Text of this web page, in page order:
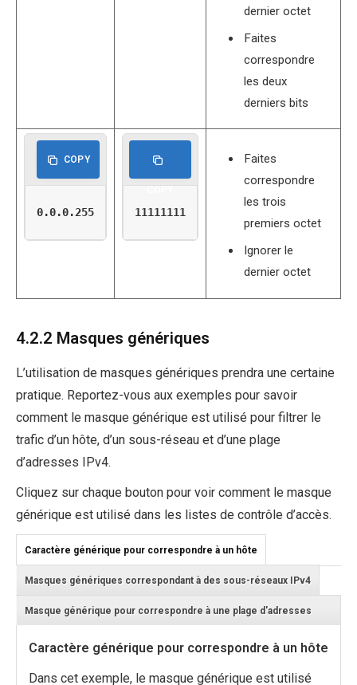
dernier octet
Faites
correspondre
les deux
derniers bits
COPY
0.0.0.255 11111111
Faites
correspondre
les trois
premiers octet
Ignorer le
dernier octet
4.2.2 Masques génériques
L’utilisation de masques génériques prendra une certaine
pratique. Reportez-vous aux exemples pour savoir
comment le masque générique est utilisé pour filtrer le
trafic d’un hôte, d’un sous-réseau et d’une plage
d’adresses IPv4.
Cliquez sur chaque bouton pour voir comment le masque
générique est utilisé dans les listes de contrôle d’accès.
Caractère générique pour correspondre à un hôte
Masques génériques correspondant à des sous-réseaux IPv4
Masque générique pour correspondre à une plage d'adresses
IPv4
Caractère générique pour correspondre à un hôte
Dans cet exemple, le masque générique est utilisé